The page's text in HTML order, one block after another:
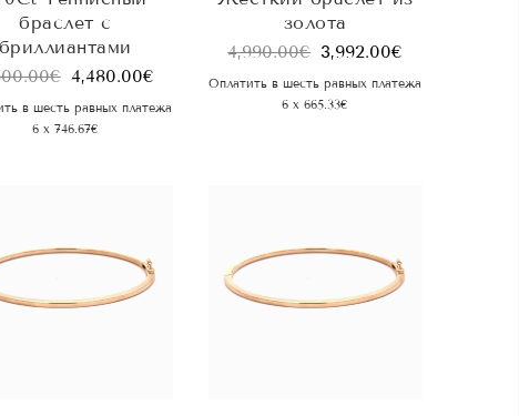
браслет с
бриллиантами
€ 4,480.00€
в шесть равных платежа
6 x 746.67€
золота
4,990.00€ 3,992.00€
Оплатить в шесть равных платежа
6 x 665.33€